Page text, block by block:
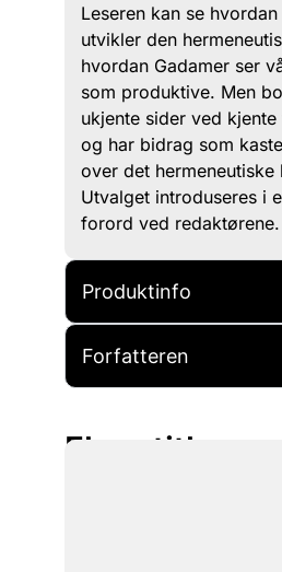
Leseren kan se
utvikler den
hvordan Gadamer ser
som produktive. Men
ukjente sider ved
og har bidrag som
over det hermeneutiske
Utvalget introduseres i
forord ved redaktørene.
Produktinfo
Forfatteren
Flere titler